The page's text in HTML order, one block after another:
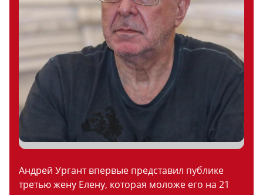
Андрей Ургант впервые представил публике
третью жену Елену, которая моложе его на 21